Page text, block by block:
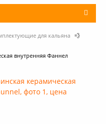
для кальяна 💨
внутренняя Фаннел